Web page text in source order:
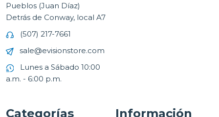
Pueblos (Juan Díaz)
Detrás de Conway, local A7
(507) 217-7661
sale@evisionstore.com
Lunes a Sábado 10:00
a.m. - 6:00 p.m.
Categorías Información